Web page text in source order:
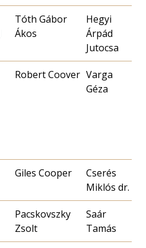
Tóth Gábor
Ákos
Hegyi
Árpád
Jutocsa
Robert Coover Varga
Géza
Giles Cooper
Cserés
Miklós dr.
Pacskovszky
Zsolt
Saár
Tamás